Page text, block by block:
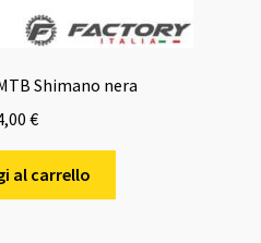
Shimano nera
€
al carrello